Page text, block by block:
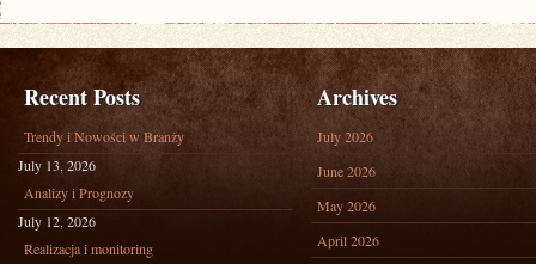
Recent Posts
Trendy i Nowości w Branży
July 13, 2026
Analizy i Prognozy
July 12, 2026
Realizacja i monitoring
Archives
July 2026
June 2026
May 2026
April 2026